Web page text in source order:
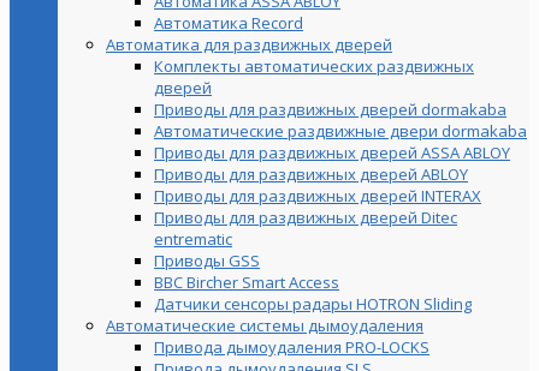
Автоматика Record
Автоматика для раздвижных дверей
Комплекты автоматических раздвижных
дверей
Приводы для раздвижных дверей dormakaba
Автоматические раздвижные двери dormakaba
Приводы для раздвижных дверей ASSA ABLOY
Приводы для раздвижных дверей ABLOY
Приводы для раздвижных дверей INTERAX
Приводы для раздвижных дверей Ditec
entrematic
Приводы GSS
BBC Bircher Smart Access
Датчики сенсоры радары HOTRON Sliding
Автоматические системы дымоудаления
Привода дымоудаления PRO-LOCKS